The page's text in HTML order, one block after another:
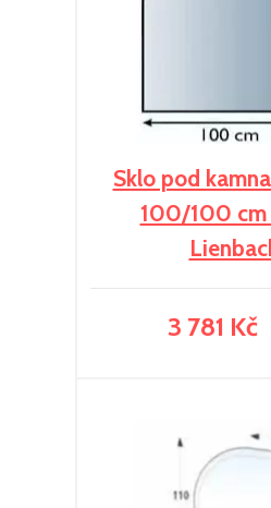
Sklo pod
100/100 cm
3 781 Kč